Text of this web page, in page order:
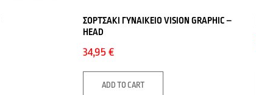
ΣΟΡΤΣΑΚΙ ΓΥΝΑΙΚΕΙΟ VISION GRAPHIC –
HEAD
34,95€
ADD TO CART